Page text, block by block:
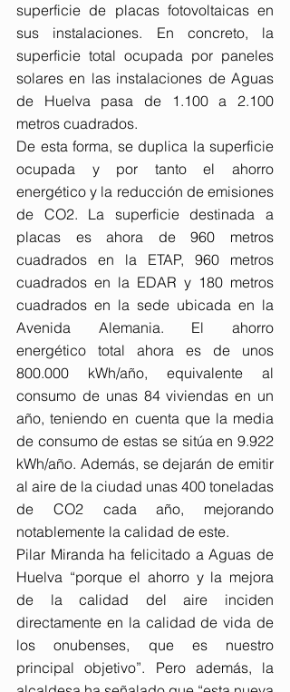
superficie de placas fotovoltaicas en
sus instalaciones. En concreto, la
superficie total ocupada por paneles
solares en las instalaciones de Aguas
de Huelva pasa de 1.100 a 2.100
metros cuadrados.
De esta forma, se duplica la superficie
ocupada y por tanto el ahorro
energético y la reducción de emisiones
de CO2. La superficie destinada a
placas es ahora de 960 metros
cuadrados en la ETAP, 960 metros
cuadrados en la EDAR y 180 metros
cuadrados en la sede ubicada en la
Avenida Alemania. El ahorro
energético total ahora es de unos
800.000 kWh/año, equivalente al
consumo de unas 84 viviendas en un
año, teniendo en cuenta que la media
de consumo de estas se sitúa en 9.922
kWh/año. Además, se dejarán de emitir
al aire de la ciudad unas 400 toneladas
de CO2 cada año, mejorando
notablemente la calidad de este.
Pilar Miranda ha felicitado a Aguas de
Huelva “porque el ahorro y la mejora
de la calidad del aire inciden
directamente en la calidad de vida de
los onubenses, que es nuestro
principal objetivo”. Pero además, la